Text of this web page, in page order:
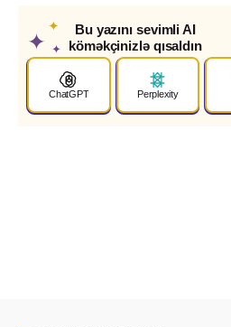
✦
✦
✦
Bu yazını sevimli AI
köməkçinizlə qısaldın
ChatGPT Perplexity